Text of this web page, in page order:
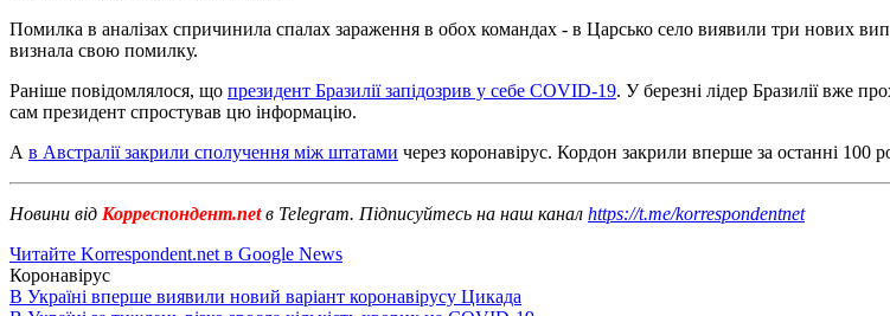
Помилка в аналізах спричинила спалах зараження в обох командах - в Царсько село виявили три нових
визнала свою помилку.
Раніше повідомлялося, що президент Бразилії запідозрив у себе COVID-19. У березні лідер Бразилії вже
сам президент спростував цю інформацію.
А в Австралії закрили сполучення між штатами через коронавірус. Кордон закрили вперше за останні 100
Новини від Корреспондент.netв Telegram. Підписуйтесь на наш канал https://t.me/korrespondentnet
Читайте Korrespondent.net в Google News
Коронавірус
В Україні вперше виявили новий варіант коронавірусу Цикада